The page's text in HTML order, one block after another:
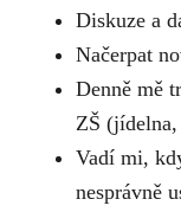
Diskuze a
Načerpat
Denně mě
ZŠ
Vadí mi,
nesprávně